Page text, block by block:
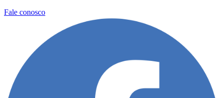
Fale conosco